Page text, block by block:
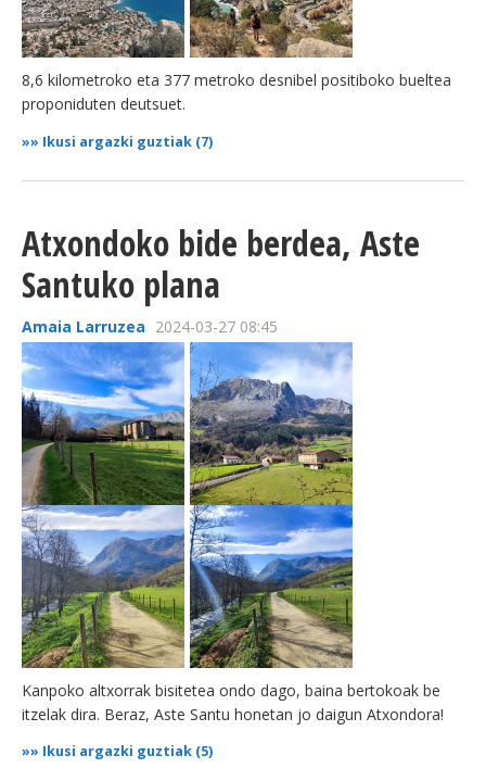
8,6 kilometroko eta 377 metroko desnibel positiboko bueltea
proponiduten deutsuet.
»» Ikusi argazki guztiak (7)
Atxondoko bide berdea, Aste
Santuko plana
Amaia Larruzea 2024-03-27 08:45
Kanpoko altxorrak bisitetea ondo dago, baina bertokoak be
itzelak dira. Beraz, Aste Santu honetan jo daigun Atxondora!
»» Ikusi argazki guztiak (5)